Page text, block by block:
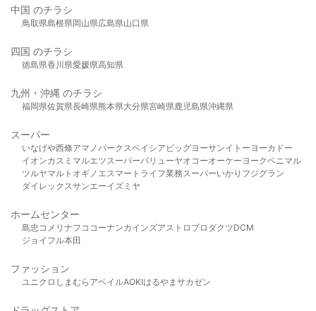
中国 のチラシ
鳥取県島根県岡山県広島県山口県
四国 のチラシ
徳島県香川県愛媛県高知県
九州・沖縄 のチラシ
福岡県佐賀県長崎県熊本県大分県宮崎県鹿児島県沖縄県
スーパー
いなげや西條アマノパークスベイシア ビッグヨーサンイトーヨーカドー
イオンカスミ マルエツスーパーバリューヤオコーオーケー ヨークベニマル
ツルヤマルト オギノ エスマート ライフ業務スーパーいかり フジグラン
ダイレックスサンエーイズミヤ
ホームセンター
島忠 コメリ ナフコ コーナンカインズアストロプロダクツDCM
ジョイフル本田
ファッション
ユニクロ しまむら アベイルAOKIはるやま サカゼン